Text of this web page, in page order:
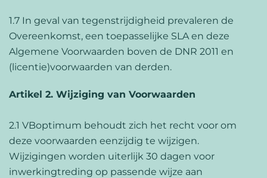
1.7 In geval van tegenstrijdigheid prevaleren de
Overeenkomst, een toepasselijke SLA en deze
Algemene Voorwaarden boven de DNR 2011 en
(licentie)voorwaarden van derden.
Artikel 2. Wijziging van Voorwaarden
2.1 VBoptimum behoudt zich het recht voor om
deze voorwaarden eenzijdig te wijzigen.
Wijzigingen worden uiterlijk 30 dagen voor
inwerkingtreding op passende wijze aan